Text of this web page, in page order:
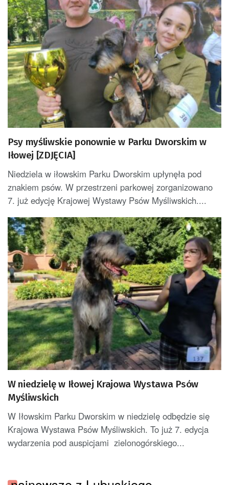
Psy myśliwskie ponownie w Parku Dworskim w
Iłowej [ZDJĘCIA]
Niedziela w iłowskim Parku Dworskim upłynęła pod
znakiem psów. W przestrzeni parkowej zorganizowano
7. już edycję Krajowej Wystawy Psów Myśliwskich....
W niedzielę w Iłowej Krajowa Wystawa Psów
Myśliwskich
W Iłowskim Parku Dworskim w niedzielę odbędzie się
Krajowa Wystawa Psów Myśliwskich. To już 7. edycja
wydarzenia pod auspicjami zielonogórskiego...